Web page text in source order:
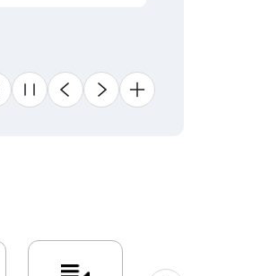
슬라이드 멈춤
이전 다음 더 보기